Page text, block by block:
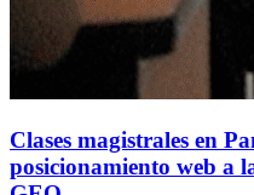
Clases magistrales en
posicionamiento web a